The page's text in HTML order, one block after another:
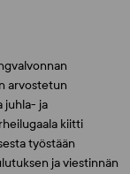
arvostetun
juhla- ja
kiitti
työstään
ja viestinnän